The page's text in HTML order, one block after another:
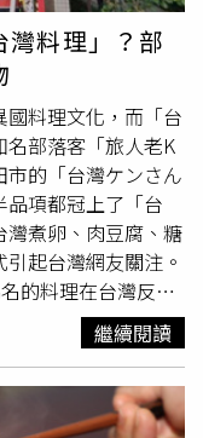
」。透過餐飲品牌
能被鼓勵，也讓家
家活動規則、兌換
準。
灣料理」？部
料理文化，而「台
部落客「旅人老K
的「台灣ケンさん
品項都冠上了「台
煮卵、肉豆腐、糖
起台灣網友關注。
的料理在台灣反而
現「台灣」 不少名
本」分享內容，該
，涵蓋主食、小菜
餃子、台灣煮卵、肉
繼續閱讀